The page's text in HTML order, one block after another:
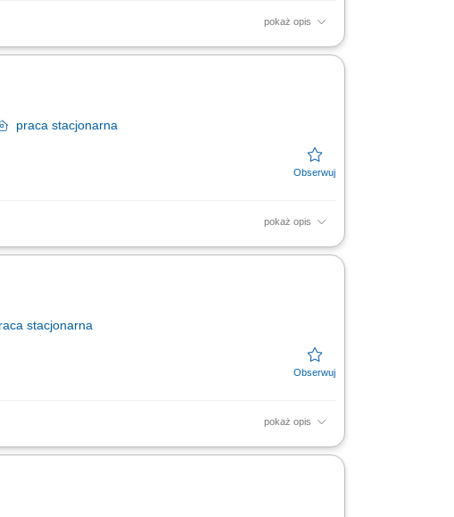
pokaż opis
świeżość; monitorowanie terminów przydatności
praca stacjonarna
pokaż opis
produktów, w tym mięsa, wędlin i serów, aktywna
stacjonarna
pokaż opis
produktów, w tym mięsa, wędlin i serów, aktywna